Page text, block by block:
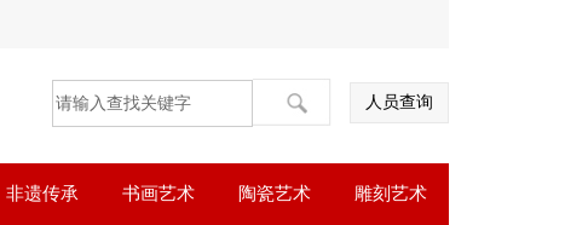
人员查询
非遗传承 书画艺术 陶瓷艺术 雕刻艺术